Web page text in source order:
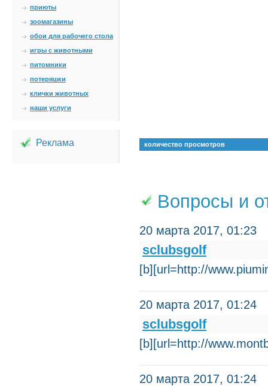
приюты
зоомагазины
обои для рабочего стола
игры с животными
питомники
потеряшки
клички животных
наши услуги
Реклама количество просмотров
Вопросы и
20 марта 2017, 01:23
sclubsgolf
[b][url=http://
20 марта 2017, 01:24
sclubsgolf
[b][url=http://
20 марта 2017, 01:24